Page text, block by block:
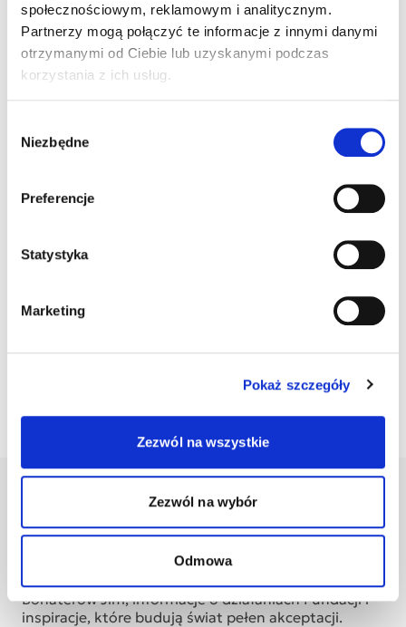
społecznościowym, reklamowym i analitycznym.
Partnerzy mogą połączyć te informacje z innymi danymi
otrzymanymi od Ciebie lub uzyskanymi podczas
korzystania z ich usług.
zgody
Niezbędne
Preferencje
Statystyka
Marketing
Pokaż szczegóły
Zezwól na wszystkie
Zezwól na wybór
Odmowa
Skopiuj numer KRS
autyzmu. Codzienną ciężką i kosztowną pracą
do księgowej
na Facebook
Dołącz do
społeczności Jim
Bądź bliżej zmian, które tworzysz. Zapisz się na nasz
newsletter i otrzymuj poruszające historie
Bohaterów Jim, informacje o działaniach Fundacji i
inspiracje, które budują świat pełen akceptacji.